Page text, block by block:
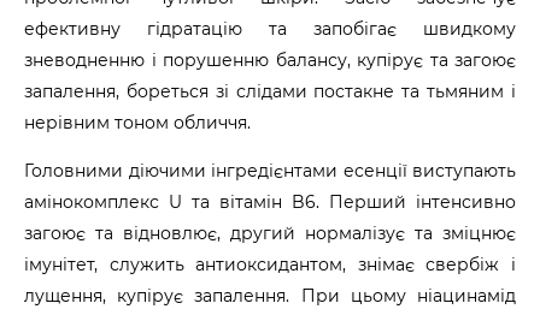
ефективну гідратацію та запобігає швидкому
зневодненню і порушенню балансу, купірує та загоює
запалення, бореться зі слідами постакне та тьмяним і
нерівним тоном обличчя.
Головними діючими інгредієнтами есенції виступають
амінокомплекс U та вітамін B6. Перший інтенсивно
загоює та відновлює, другий нормалізує та зміцнює
імунітет, служить антиоксидантом, знімає свербіж і
лущення, купірує запалення. При цьому ніацинамід